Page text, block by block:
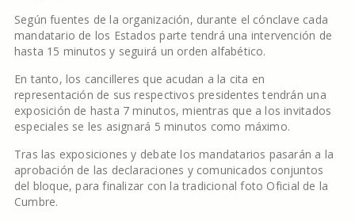
Según fuentes de la organización, durante el cónclave cada
mandatario de los Estados parte tendrá una intervención de
hasta 15 minutos y seguirá un orden alfabético.
En tanto, los cancilleres que acudan a la cita en
representación de sus respectivos presidentes tendrán una
exposición de hasta 7 minutos, mientras que a los invitados
especiales se les asignará 5 minutos como máximo.
Tras las exposiciones y debate los mandatarios pasarán a la
aprobación de las declaraciones y comunicados conjuntos
del bloque, para finalizar con la tradicional foto Oficial de la
Cumbre.